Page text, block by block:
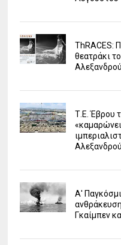
ΤhRACES:
θεατράκι
Τ.Ε. Έβρου
Α'
Γκαίμπεν